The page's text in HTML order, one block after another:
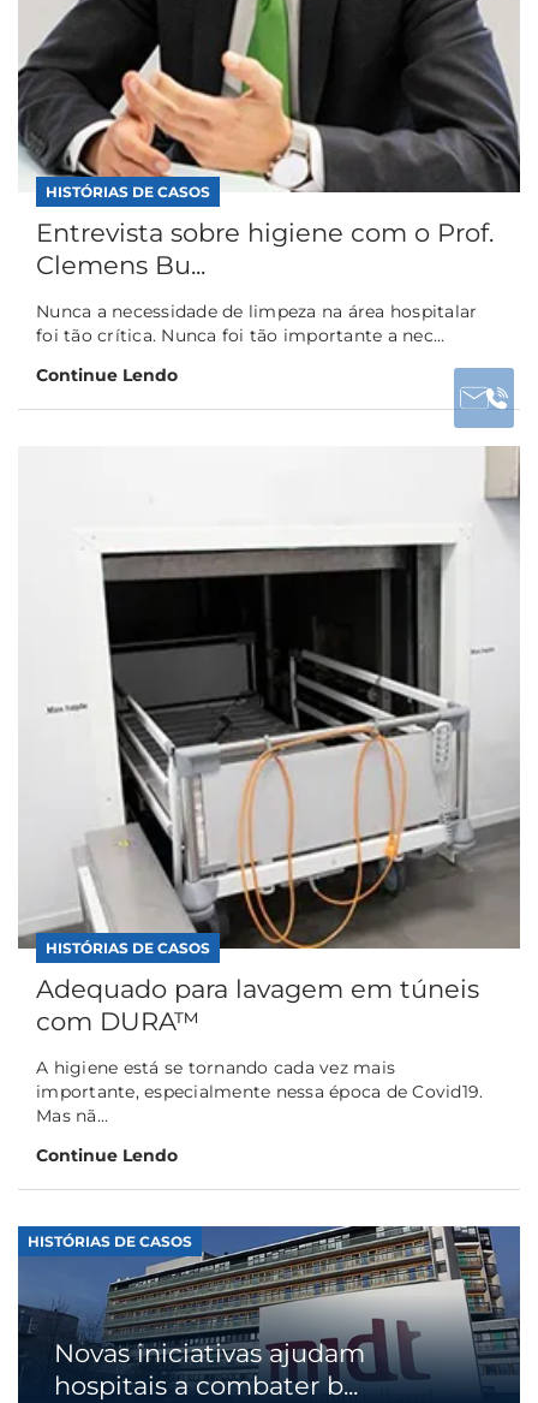
HISTÓRIAS DE CASOS
Entrevista sobre higiene com o Prof.
Clemens Bu...
Nunca a necessidade de limpeza na área hospitalar
foi tão crítica. Nunca foi tão importante a nec...
Continue Lendo
HISTÓRIAS DE CASOS
Adequado para lavagem em túneis
com DURA™
A higiene está se tornando cada vez mais
importante, especialmente nessa época de Covid19.
Mas nã...
Continue Lendo
HISTÓRIAS DE CASOS
Novas iniciativas ajudam
hospitais a combater b...